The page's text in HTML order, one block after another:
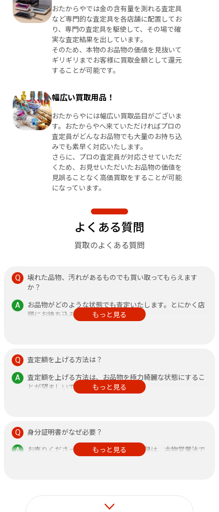
おたからやでは金の含有量を測れる査定具
など専門的な査定具を各店舗に配置してお
り、専門の査定具を駆使して、その場で確
実な査定結果を出しています。
そのため、本物のお品物の価値を見抜いて
ギリギリまでお客様に買取金額として還元
することが可能です。
幅広い買取用品！
おたからやには幅広い買取品目がございま
す。おたからやへ来ていただければプロの
査定員がどんなお品物でも大量のお持ち込
みでも素早く対応いたします。
さらに、プロの査定員が対応させていただ
くため、お見せいただいたお品物の価値を
見誤ることなく高価買取をすることが可能
になっています。
よくある質問
買取のよくある質問
壊れた品物、汚れがあるものでも買い取ってもらえます
か？
お品物がどのような状態でも査定いたします。とにかく店
頭にお持ち込みください。
その他、不安なことがありましたら何なりと店頭にお申し
もっと見る
査定額を上げる方法は？
査定額を上げる方法は、お品物を極力綺麗な状態にするこ
とが望ましいです。
また、鑑定書がある方が査定額アップに繋がりますので、
もっと見る
身分証明書がなぜ必要？
お売りくださった方の身分証明書の記録は、古物営業法で
定められておりますのでご了承ください。
もっと見る